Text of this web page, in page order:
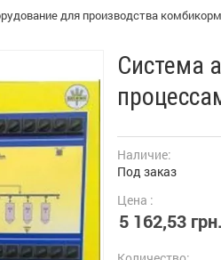
для производства
Система
Наличие:
Под заказ
Цена :
5 162,53 грн.